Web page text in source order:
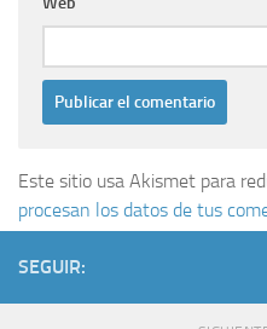
Este sitio usa Akismet para
procesan los datos de tus
SEGUIR: